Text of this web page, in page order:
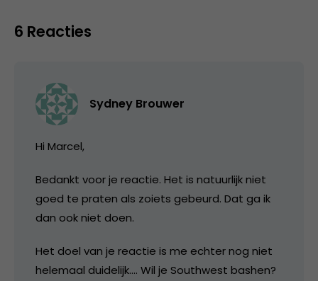
6 Reacties
Sydney Brouwer
Hi Marcel,
Bedankt voor je reactie. Het is natuurlijk niet
goed te praten als zoiets gebeurd. Dat ga ik
dan ook niet doen.
Het doel van je reactie is me echter nog niet
helemaal duidelijk…. Wil je Southwest bashen?